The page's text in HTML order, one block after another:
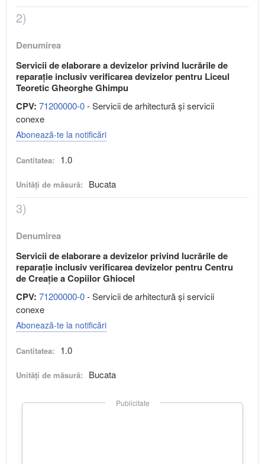
2)
Denumirea
Servicii de elaborare a devizelor privind lucrările de
reparație inclusiv verificarea devizelor pentru Liceul
Teoretic Gheorghe Ghimpu
CPV: 71200000-0- Servicii de arhitectură şi servicii
conexe
Abonează-te la notificări
Cantitatea: 1.0
Unități de măsură: Bucata
3)
Denumirea
Servicii de elaborare a devizelor privind lucrările de
reparație inclusiv verificarea devizelor pentru Centru
de Creație a Copiilor Ghiocel
CPV: 71200000-0- Servicii de arhitectură şi servicii
conexe
Abonează-te la notificări
Cantitatea: 1.0
Unități de măsură: Bucata
Publicitate